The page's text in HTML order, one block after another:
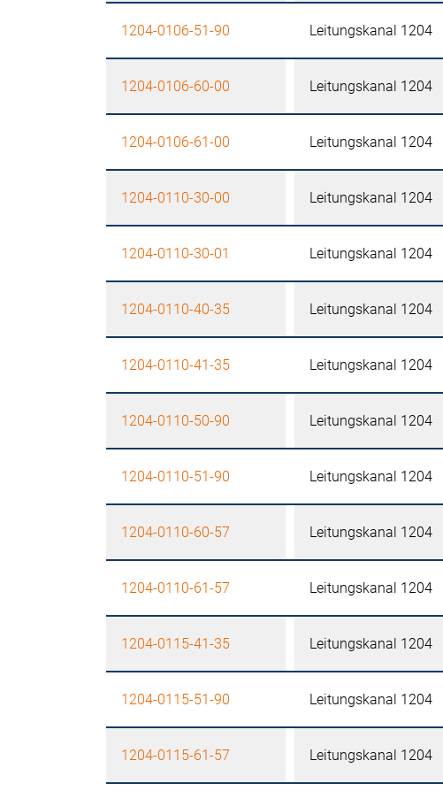
1204-0106-51-90 Leitungskanal 1204
1204-0106-60-00 Leitungskanal 1204
1204-0106-61-00 Leitungskanal 1204
1204-0110-30-00 Leitungskanal 1204
1204-0110-30-01 Leitungskanal 1204
1204-0110-40-35 Leitungskanal 1204
1204-0110-41-35 Leitungskanal 1204
1204-0110-50-90 Leitungskanal 1204
1204-0110-51-90 Leitungskanal 1204
1204-0110-60-57 Leitungskanal 1204
1204-0110-61-57 Leitungskanal 1204
1204-0115-41-35 Leitungskanal 1204
1204-0115-51-90 Leitungskanal 1204
1204-0115-61-57 Leitungskanal 1204